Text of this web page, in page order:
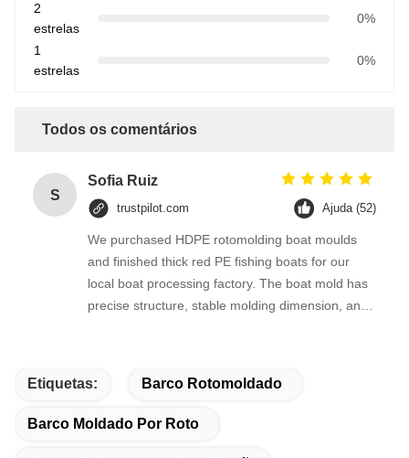
2
estrelas
0%
1
estrelas
0%
Todos os comentários
S
Sofia Ruiz
trustpilot.com Ajuda (52)
We purchased HDPE rotomolding boat moulds
and finished thick red PE fishing boats for our
local boat processing factory. The boat mold has
precise structure, stable molding dimension, and
Etiquetas: Barco Rotomoldado
Barco Moldado Por Roto